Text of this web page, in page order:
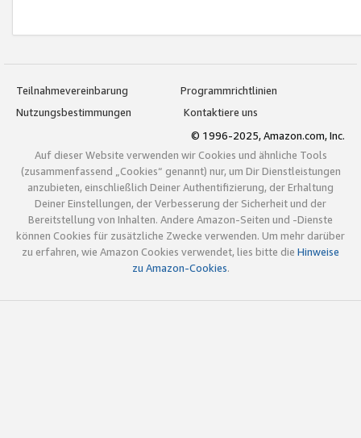
Teilnahmevereinbarung
Programmrichtlinien
Nutzungsbestimmungen
Kontaktiere uns
© 1996-2025, Amazon.com, Inc.
Auf dieser Website verwenden wir Cookies und ähnliche Tools
(zusammenfassend „Cookies“ genannt) nur, um Dir Dienstleistungen
anzubieten, einschließlich Deiner Authentifizierung, der Erhaltung
Deiner Einstellungen, der Verbesserung der Sicherheit und der
Bereitstellung von Inhalten. Andere Amazon-Seiten und -Dienste
können Cookies für zusätzliche Zwecke verwenden. Um mehr darüber
zu erfahren, wie Amazon Cookies verwendet, lies bitte die Hinweise
zu Amazon-Cookies.